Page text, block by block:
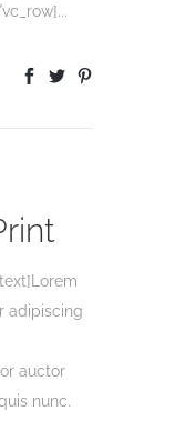
adipiscing
auctor
nunc.